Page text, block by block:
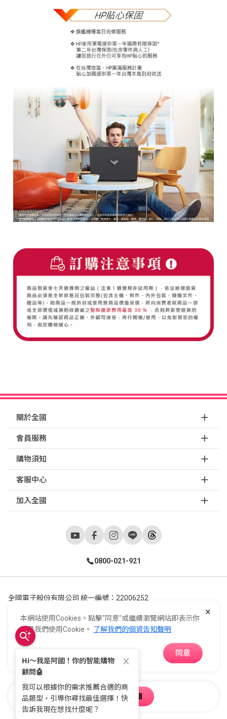
關於全國
會員服務
購物須知
客服中心
加入全國
0800-021-921
全國電子股份有限公司 統一編號：22006252
Copyright ©2026© E-Life Co., Ltd. All Rights Reserved.
購物車 收藏
加入購物車
×
本網站使用Cookies。點擊"同意"或繼續瀏覽網站即表示你
同意我們使用Cookie。 了解我們的個資告知聲明
同意